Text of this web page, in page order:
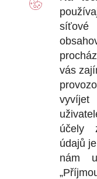
síťové
vás
účely
údajů
nám